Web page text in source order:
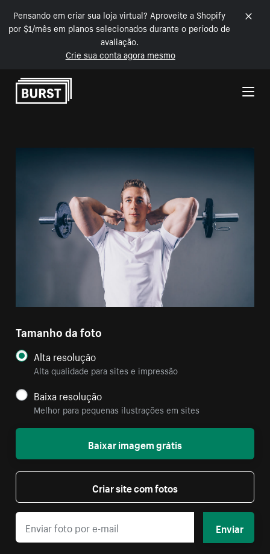
Pensando em criar sua loja virtual? Aproveite a Shopify
por $1/mês em planos selecionados durante o período de
avaliação.
Crie sua conta agora mesmo
Pular para o conteúdo
Tamanho da foto
Alta resolução
Alta qualidade para sites e impressão
Baixa resolução
Melhor para pequenas ilustrações em sites
Baixar imagem grátis
Criar site com fotos
Enviar